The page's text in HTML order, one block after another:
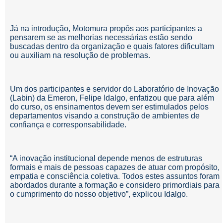
Já na introdução, Motomura propôs aos participantes a
pensarem se as melhorias necessárias estão sendo
buscadas dentro da organização e quais fatores dificultam
ou auxiliam na resolução de problemas.
Um dos participantes e servidor do Laboratório de Inovação
(Labin) da Emeron, Felipe Idalgo, enfatizou que para além
do curso, os ensinamentos devem ser estimulados pelos
departamentos visando a construção de ambientes de
confiança e corresponsabilidade.
“A inovação institucional depende menos de estruturas
formais e mais de pessoas capazes de atuar com propósito,
empatia e consciência coletiva. Todos estes assuntos foram
abordados durante a formação e considero primordiais para
o cumprimento do nosso objetivo”, explicou Idalgo.